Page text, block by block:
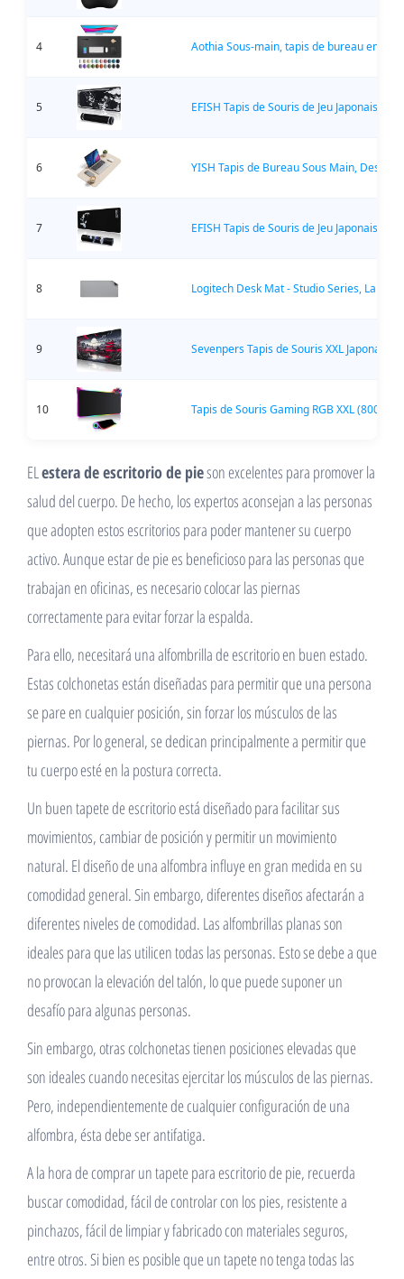
4 Aothia Sous-main, tapis de bureau en
5 EFISH Tapis de Souris de Jeu Japonais
6 YISH Tapis de Bureau Sous Main, Desk
7 EFISH Tapis de Souris de Jeu Japonais
8 Logitech Desk Mat - Studio Series, Large
9 Sevenpers Tapis de Souris XXL Japonais
10 Tapis de Souris Gaming RGB XXL (800 x
ELestera de escritorio de pieson excelentes para promover la
salud del cuerpo. De hecho, los expertos aconsejan a las personas
que adopten estos escritorios para poder mantener su cuerpo
activo. Aunque estar de pie es beneficioso para las personas que
trabajan en oficinas, es necesario colocar las piernas
correctamente para evitar forzar la espalda.
Para ello, necesitará una alfombrilla de escritorio en buen estado.
Estas colchonetas están diseñadas para permitir que una persona
se pare en cualquier posición, sin forzar los músculos de las
piernas. Por lo general, se dedican principalmente a permitir que
tu cuerpo esté en la postura correcta.
Un buen tapete de escritorio está diseñado para facilitar sus
movimientos, cambiar de posición y permitir un movimiento
natural. El diseño de una alfombra influye en gran medida en su
comodidad general. Sin embargo, diferentes diseños afectarán a
diferentes niveles de comodidad. Las alfombrillas planas son
ideales para que las utilicen todas las personas. Esto se debe a que
no provocan la elevación del talón, lo que puede suponer un
desafío para algunas personas.
Sin embargo, otras colchonetas tienen posiciones elevadas que
son ideales cuando necesitas ejercitar los músculos de las piernas.
Pero, independientemente de cualquier configuración de una
alfombra, ésta debe ser antifatiga.
A la hora de comprar un tapete para escritorio de pie, recuerda
buscar comodidad, fácil de controlar con los pies, resistente a
pinchazos, fácil de limpiar y fabricado con materiales seguros,
entre otros. Si bien es posible que un tapete no tenga todas las